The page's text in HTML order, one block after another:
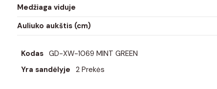
Medžiaga viduje
Auliuko aukštis (cm)
Kodas GD-XW-1069 MINT GREEN
Yra sandėlyje 2 Prekės